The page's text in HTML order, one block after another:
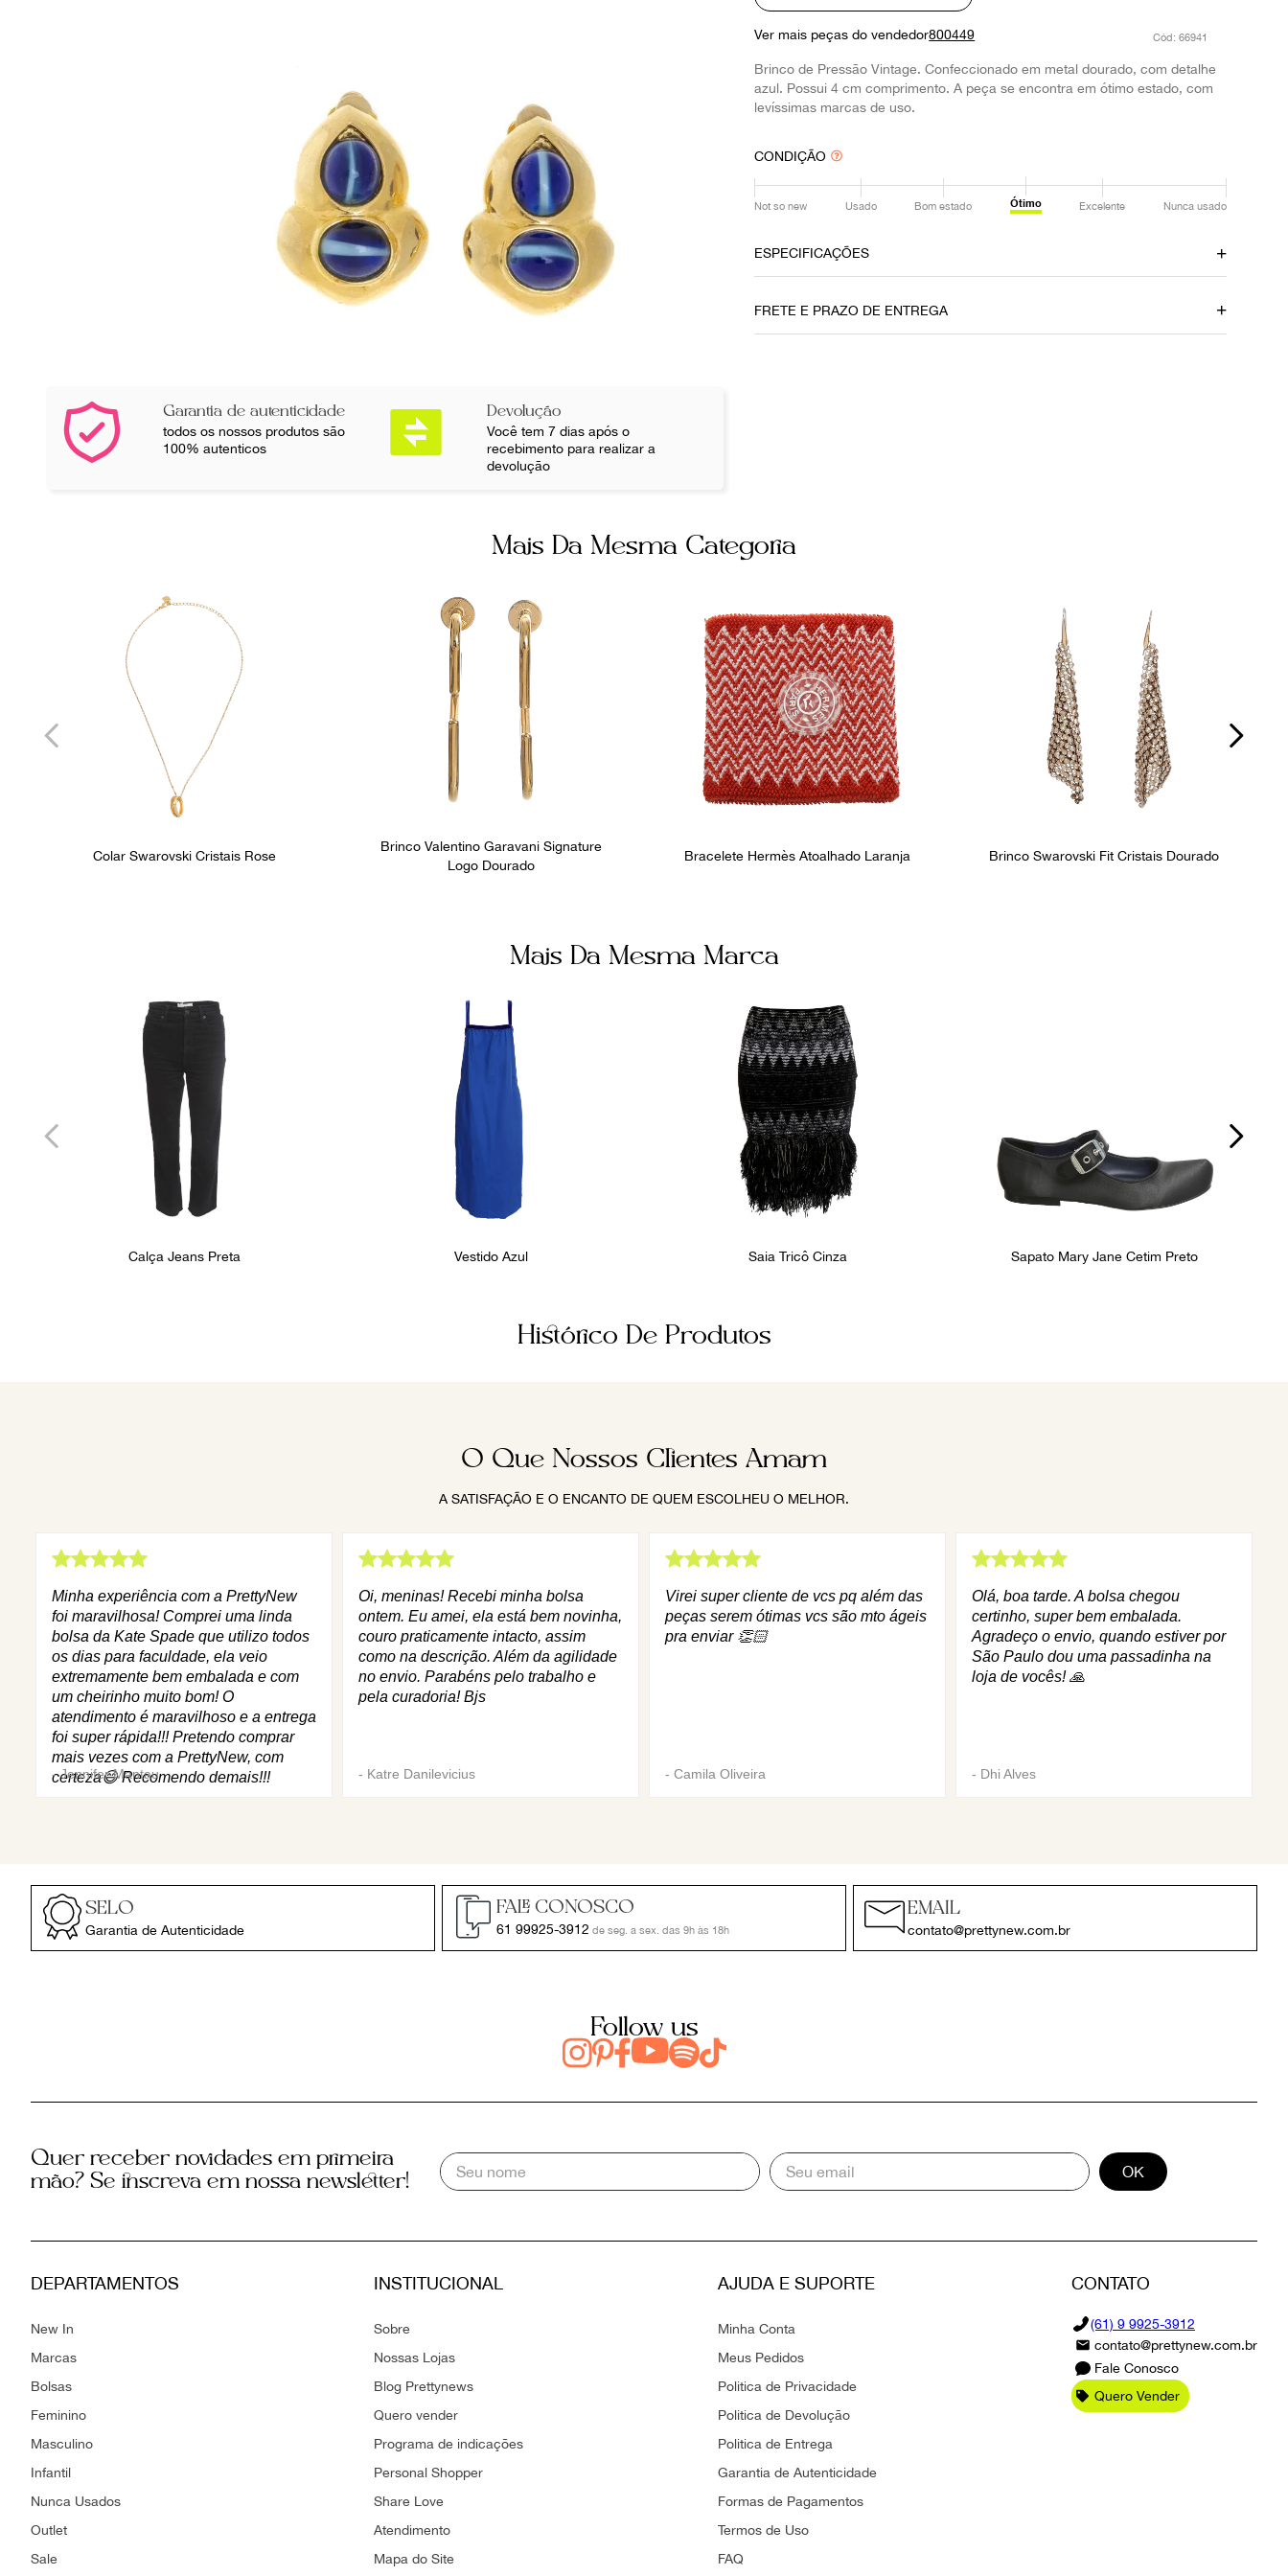
Garantia de autenticidade
todos os nossos produtos são
100% autenticos
Devolução
Você tem 7 dias após o
recebimento para realizar a
devolução
Ver mais peças do vendedor800449 : 66941
Brinco de Pressão Vintage. Confeccionado em metal dourado, com detalhe
azul. Possui 4 cm comprimento. A peça se encontra em ótimo estado, com
levíssimas marcas de uso.
CONDIÇÃO
Not so new Usado Bom estado Ótimo Excelente Nunca usado
ESPECIFICAÇÕES
14032022
FRETE E PRAZO DE ENTREGA
Mais Da Mesma Categoria
Colar Swarovski Cristais Rose
Brinco Valentino Garavani Signature
Logo Dourado
Bracelete Hermès Atoalhado Laranja Brinco Swarovski Fit Cristais Dourado
Mais Da Mesma Marca
Calça Jeans Preta Vestido Azul Saia Tricô Cinza Sapato Mary Jane Cetim Preto
Histórico De Produtos
O Que Nossos Clientes Amam
A SATISFAÇÃO E O ENCANTO DE QUEM ESCOLHEU O MELHOR.
Minha experiência com a PrettyNew
foi maravilhosa! Comprei uma linda
bolsa da Kate Spade que utilizo todos
os dias para faculdade, ela veio
extremamente bem embalada e com
um cheirinho muito bom! O
atendimento é maravilhoso e a entrega
foi super rápida!!! Pretendo comprar
mais vezes com a PrettyNew, com
certeza😄 Recomendo demais!!!
-Jennifer Mantau
Oi, meninas! Recebi minha bolsa
ontem. Eu amei, ela está bem novinha,
couro praticamente intacto, assim
como na descrição. Além da agilidade
no envio. Parabéns pelo trabalho e
pela curadoria! Bjs
- Katre Danilevicius
Virei super cliente de vcs pq além das
peças serem ótimas vcs são mto ágeis
pra enviar 👏🏻
- Camila Oliveira
Olá, boa tarde. A bolsa chegou
certinho, super bem embalada.
Agradeço o envio, quando estiver por
São Paulo dou uma passadinha na
loja de vocês! 🙏
- Dhi Alves
SELO
Garantia de Autenticidade
FALE CONOSCO
61 99925-3912 de seg. a sex. das 9h às 18h
EMAIL
contato@prettynew.com.br
Follow us
Quer receber novidades em primeira
mão? Se inscreva em nossa newsletter!
OK
DEPARTAMENTOS
New In
Marcas
Bolsas
Feminino
Masculino
Infantil
Nunca Usados
Outlet
Sale
INSTITUCIONAL
Sobre
Nossas Lojas
Blog Prettynews
Quero vender
Programa de indicações
Personal Shopper
Share Love
Atendimento
Mapa do Site
AJUDA E SUPORTE
Minha Conta
Meus Pedidos
Politica de Privacidade
Politica de Devolução
Politica de Entrega
Garantia de Autenticidade
Formas de Pagamentos
Termos de Uso
FAQ
CONTATO
(61) 9 9925-3912
contato@prettynew.com.br
Fale Conosco
Quero Vender